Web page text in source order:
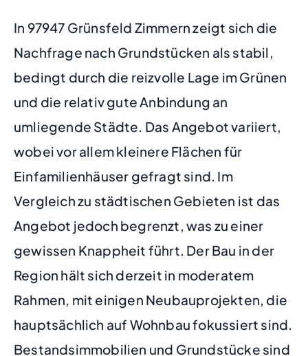
In 97947 Grünsfeld Zimmern zeigt sich die
Nachfrage nach Grundstücken als stabil,
bedingt durch die reizvolle Lage im Grünen
und die relativ gute Anbindung an
umliegende Städte. Das Angebot variiert,
wobei vor allem kleinere Flächen für
Einfamilienhäuser gefragt sind. Im
Vergleich zu städtischen Gebieten ist das
Angebot jedoch begrenzt, was zu einer
gewissen Knappheit führt. Der Bau in der
Region hält sich derzeit in moderatem
Rahmen, mit einigen Neubauprojekten, die
hauptsächlich auf Wohnbau fokussiert sind.
Bestandsimmobilien und Grundstücke sind